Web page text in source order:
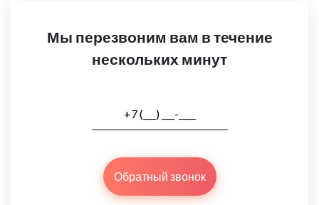
Мы перезвоним вам в течение
нескольких минут
Обратный звонок